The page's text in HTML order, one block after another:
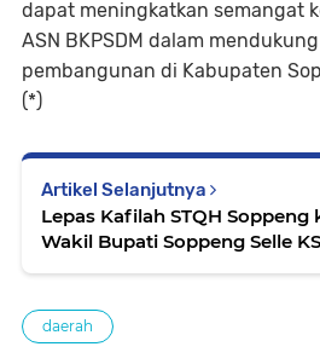
dapat meningkatkan semangat
ASN BKPSDM dalam
pembangunan di Kabupaten
(*)
Artikel Selanjutnya
Lepas Kafilah STQH Soppeng
Wakil Bupati Soppeng Selle
daerah